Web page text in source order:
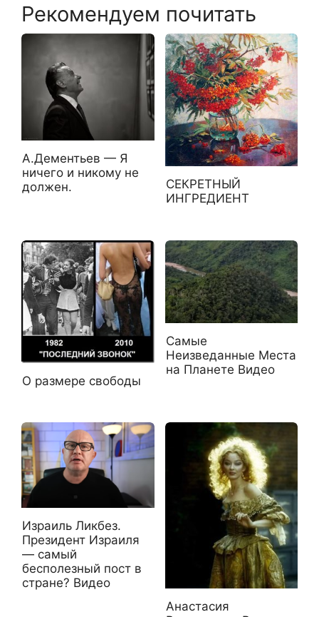
Рекомендуем почитать
А.Дементьев — Я
ничего и никому не
должен.
СЕКРЕТНЫЙ
ИНГРЕДИЕНТ
О размере свободы
Самые
Неизведанные Места
на Планете Видео
Израиль Ликбез.
Президент Израиля
— самый
бесполезный пост в
стране? Видео
Анастасия